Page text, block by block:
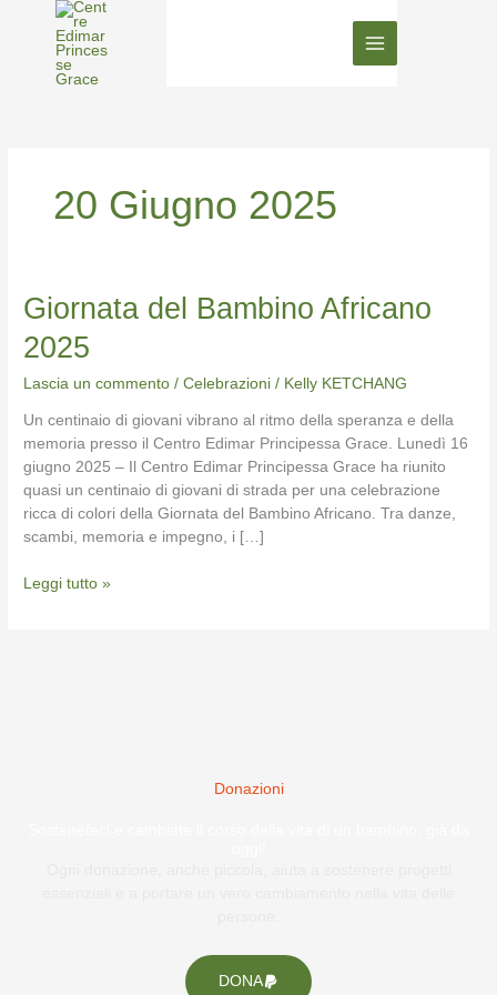
contenuto
20 Giugno 2025
Giornata del Bambino Africano
2025
Lascia un commento /Celebrazioni / Kelly KETCHANG
Un centinaio di giovani vibrano al ritmo della speranza e della
memoria presso il Centro Edimar Principessa Grace. Lunedì 16
giugno 2025 – Il Centro Edimar Principessa Grace ha riunito
quasi un centinaio di giovani di strada per una celebrazione
ricca di colori della Giornata del Bambino Africano. Tra danze,
scambi, memoria e impegno, i […]
Giornata
del
Bambino
2025
Leggi tutto »
Donazioni
DONA